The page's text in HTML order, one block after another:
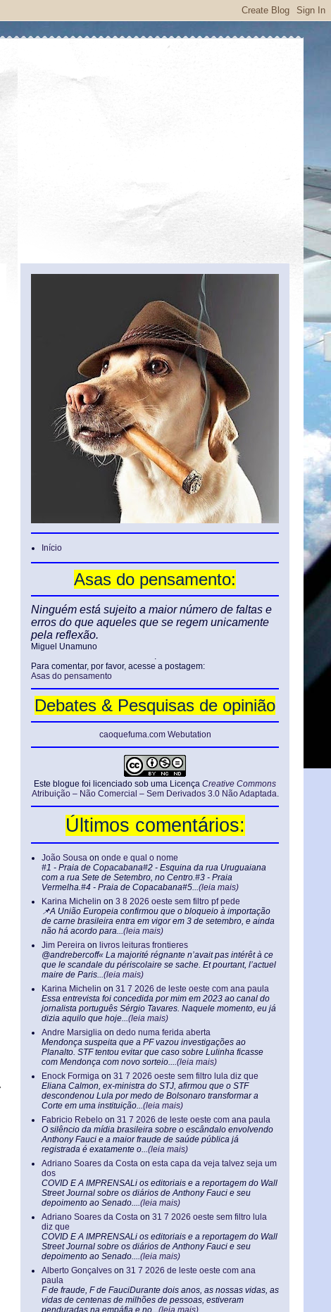
Início
Asas do pensamento:
Ninguém está sujeito a maior número de faltas e
erros do que aqueles que se regem unicamente
pela reflexão.
Miguel Unamuno
.
Para comentar, por favor, acesse a postagem:
Asas do pensamento
Debates & Pesquisas de opinião
caoquefuma.com Webutation
Este blogue foi licenciado sob uma Licença Creative Commons
Atribuição – Não Comercial – Sem Derivados 3.0 Não Adaptada.
Últimos comentários:
João Sousa on onde e qual o nome
#1 - Praia de Copacabana#2 - Esquina da rua Uruguaiana
com a rua Sete de Setembro, no Centro.#3 - Praia
Vermelha.#4 - Praia de Copacabana#5...(leia mais)
Karina Michelin on 3 8 2026 oeste sem filtro pf pede
📌A União Europeia confirmou que o bloqueio à importação
de carne brasileira entra em vigor em 3 de setembro, e ainda
não há acordo para...(leia mais)
Jim Pereira on livros leituras frontieres
@andrebercoff« La majorité régnante n’avait pas intérêt à ce
que le scandale du périscolaire se sache. Et pourtant, l’actuel
maire de Paris...(leia mais)
Karina Michelin on 31 7 2026 de leste oeste com ana paula
Essa entrevista foi concedida por mim em 2023 ao canal do
jornalista português Sérgio Tavares. Naquele momento, eu já
dizia aquilo que hoje...(leia mais)
Andre Marsiglia on dedo numa ferida aberta
Mendonça suspeita que a PF vazou investigações ao
Planalto. STF tentou evitar que caso sobre Lulinha ficasse
com Mendonça com novo sorteio....(leia mais)
Enock Formiga on 31 7 2026 oeste sem filtro lula diz que
Eliana Calmon, ex-ministra do STJ, afirmou que o STF
descondenou Lula por medo de Bolsonaro transformar a
Corte em uma instituição...(leia mais)
Fabricio Rebelo on 31 7 2026 de leste oeste com ana paula
O silêncio da mídia brasileira sobre o escândalo envolvendo
Anthony Fauci e a maior fraude de saúde pública já
registrada é exatamente o...(leia mais)
Adriano Soares da Costa on esta capa da veja talvez seja um
dos
COVID E A IMPRENSALi os editoriais e a reportagem do Wall
Street Journal sobre os diários de Anthony Fauci e seu
depoimento ao Senado....(leia mais)
Adriano Soares da Costa on 31 7 2026 oeste sem filtro lula
diz que
COVID E A IMPRENSALi os editoriais e a reportagem do Wall
Street Journal sobre os diários de Anthony Fauci e seu
depoimento ao Senado....(leia mais)
Alberto Gonçalves on 31 7 2026 de leste oeste com ana
paula
F de fraude, F de FauciDurante dois anos, as nossas vidas, as
vidas de centenas de milhões de pessoas, estiveram
penduradas na empáfia e no...(leia mais)